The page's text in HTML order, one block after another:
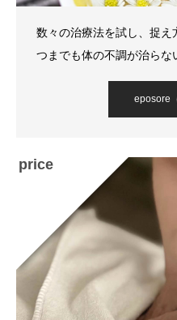
数々の治療法を試し、捉
つまでも体の不調が治らな
eposore
price